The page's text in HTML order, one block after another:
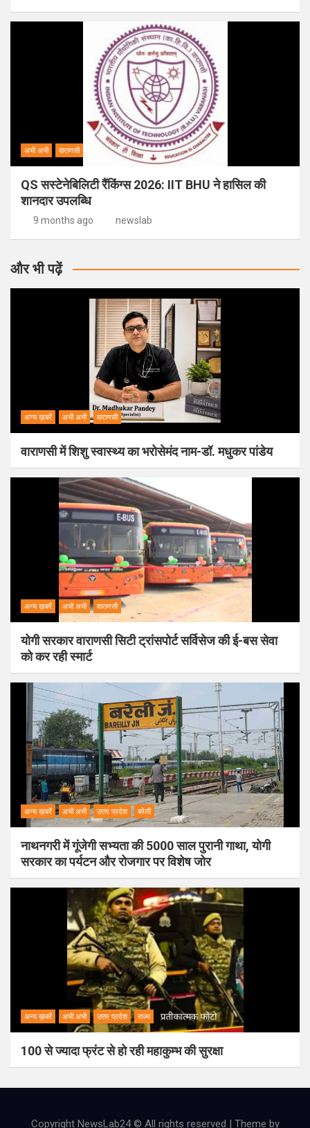
अभी अभी वाराणसी
QS सस्टेनेबिलिटी रैंकिंग्स 2026: IIT BHU ने हासिल की
शानदार उपलब्धि
9 months ago newslab
और भी पढ़ें
अन्य ख़बरें अभी अभी वाराणसी
वाराणसी में शिशु स्वास्थ्य का भरोसेमंद नाम-डॉ. मधुकर पांडेय
अन्य ख़बरें अभी अभी वाराणसी
योगी सरकार वाराणसी सिटी ट्रांसपोर्ट सर्विसेज की ई-बस सेवा
को कर रही स्मार्ट
अन्य ख़बरें अभी अभी उत्तर प्रदेश बरेली
नाथनगरी में गूंजेगी सभ्यता की 5000 साल पुरानी गाथा, योगी
सरकार का पर्यटन और रोजगार पर विशेष जोर
अन्य ख़बरें अभी अभी उत्तर प्रदेश राज्य
100 से ज्यादा फ्रंट से हो रही महाकुम्भ की सुरक्षा
Copyright NewsLab24 © All rights reserved | Theme by